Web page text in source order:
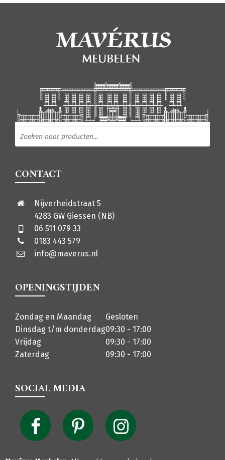
CONTACT
Nijverheidstraat 5
4283 GW Giessen (NB)
06 511 079 33
0183 443 579
info@maverus.nl
OPENINGSTIJDEN
Zondag en Maandag
Gesloten
Dinsdag t/m donderdag09:30 - 17:00
Vrijdag
09:30 - 17:00
Zaterdag
09:30 - 17:00
SOCIAL MEDIA